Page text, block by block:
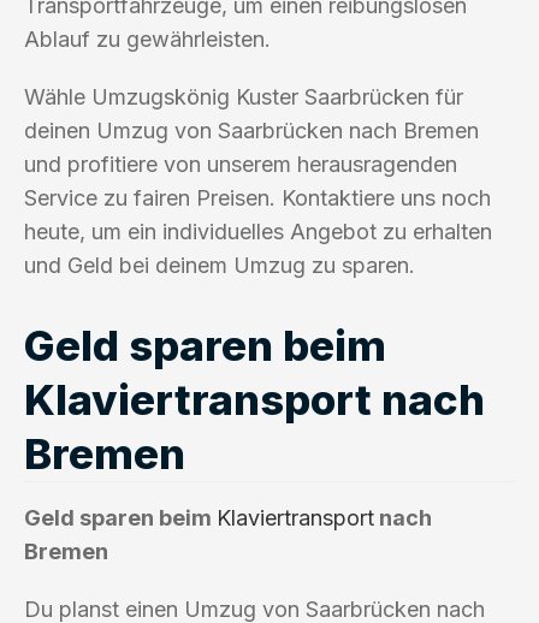
Transportfahrzeuge, um einen reibungslosen
Ablauf zu gewährleisten.
Wähle Umzugskönig Kuster Saarbrücken für
deinen Umzug von Saarbrücken nach Bremen
und profitiere von unserem herausragenden
Service zu fairen Preisen. Kontaktiere uns noch
heute, um ein individuelles Angebot zu erhalten
und Geld bei deinem Umzug zu sparen.
Geld sparen beim
Klaviertransport nach
Bremen
Geld sparen beim Klaviertransport nach
Bremen
Du planst einen Umzug von Saarbrücken nach